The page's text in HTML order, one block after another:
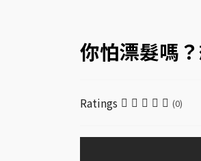
你怕漂髮嗎
Ratings (0)